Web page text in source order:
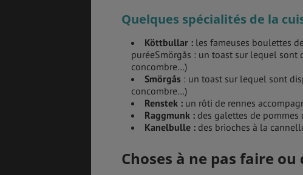
Quelques spécialités de la
Köttbullar : les fameuses boulettes
puréeSmörgås : un toast sur lequel sont
concombre…)
Smörgås : un toast sur lequel sont
concombre…)
Renstek : un rôti de rennes
Raggmunk : des galettes de pommes
Kanelbulle : des brioches à la
Choses à ne pas faire ou